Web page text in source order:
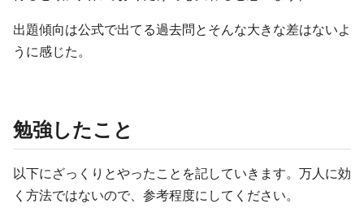
出題傾向は公式で出てる過去問とそんな大きな差はないよ
うに感じた。
勉強したこと
以下にざっくりとやったことを記していきます。万人に効
く方法ではないので、参考程度にしてください。